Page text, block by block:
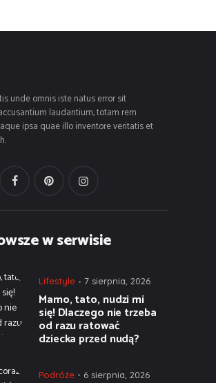
unde omnis iste natus error sit
laudantium, totam rem
ipsa quae illo inventore veritatis et
w serwisie
Lifestyle 7 sierpnia, 2026
Mamo, tato, nudzi mi
się! Dlaczego nie trzeba
od razu ratować
dziecka przed nudą?
Podróże 6 sierpnia, 2026